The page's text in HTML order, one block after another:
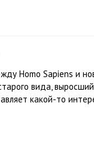
Homo Sapiens и
вида,
какой-то